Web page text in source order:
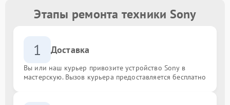
Этапы ремонта техники Sony
1 Доставка
Вы или наш курьер привозите устройство Sony в
мастерскую. Вызов курьера предоставляется бесплатно